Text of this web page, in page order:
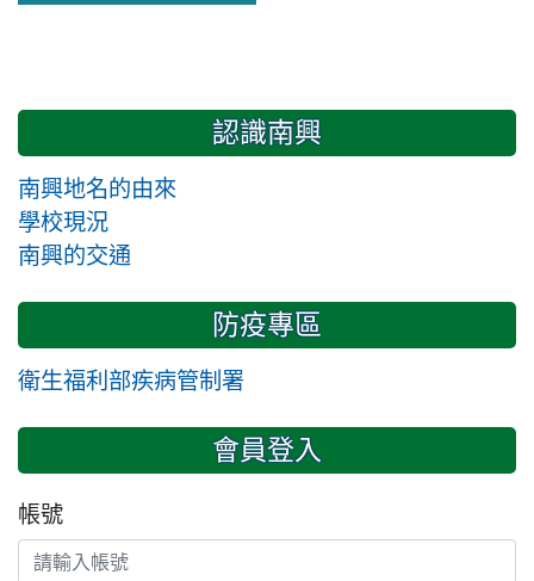
認識南興
南興地名的由來
學校現況
南興的交通
防疫專區
衛生福利部疾病管制署
會員登入
帳號